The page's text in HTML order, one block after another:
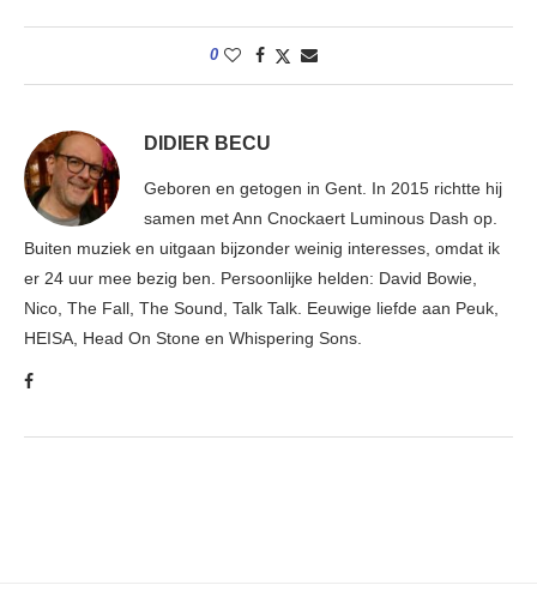
0
DIDIER BECU
Geboren en getogen in Gent. In 2015 richtte hij
samen met Ann Cnockaert Luminous Dash op.
Buiten muziek en uitgaan bijzonder weinig interesses, omdat ik
er 24 uur mee bezig ben. Persoonlijke helden: David Bowie,
Nico, The Fall, The Sound, Talk Talk. Eeuwige liefde aan Peuk,
HEISA, Head On Stone en Whispering Sons.